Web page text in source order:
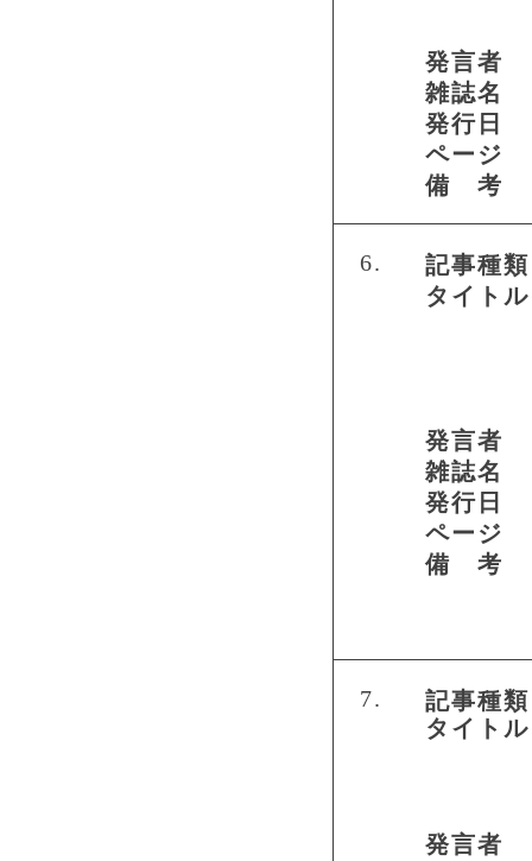
発言者
雑誌名
発行日
ページ
備 考
6.
記事種類
タイトル
発言者
雑誌名
発行日
ページ
備 考
7.
記事種類
タイトル
発言者